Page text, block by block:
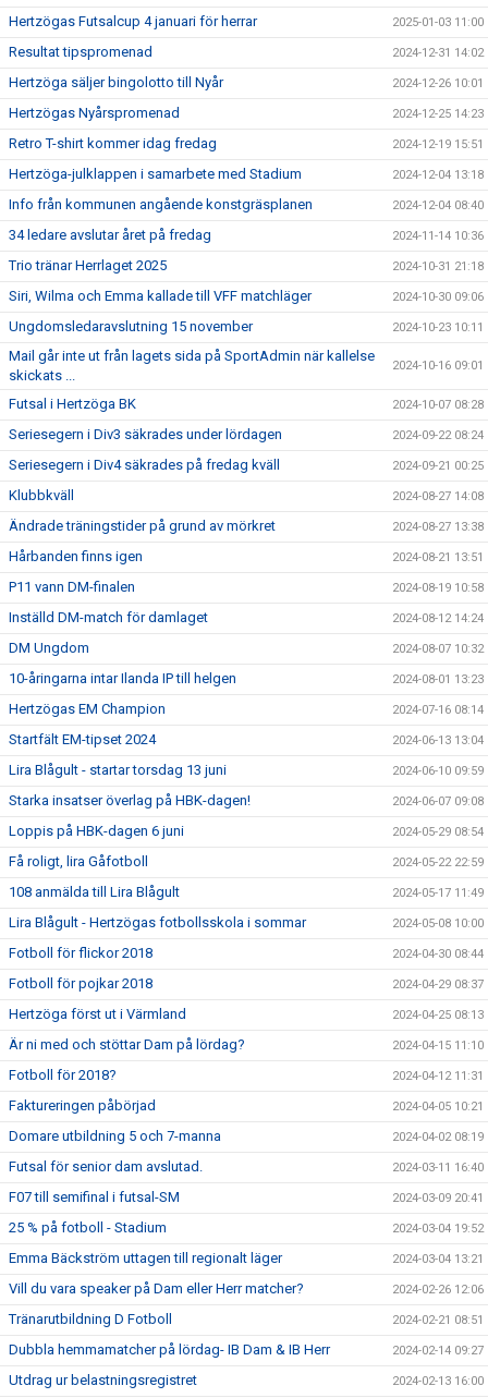
Hertzögas Futsalcup 4 januari för herrar 2025-01-03 11:00
Resultat tipspromenad 2024-12-31 14:02
Hertzöga säljer bingolotto till Nyår 2024-12-26 10:01
Hertzögas Nyårspromenad 2024-12-25 14:23
Retro T-shirt kommer idag fredag 2024-12-19 15:51
Hertzöga-julklappen i samarbete med Stadium 2024-12-04 13:18
Info från kommunen angående konstgräsplanen 2024-12-04 08:40
34 ledare avslutar året på fredag 2024-11-14 10:36
Trio tränar Herrlaget 2025 2024-10-31 21:18
Siri, Wilma och Emma kallade till VFF matchläger 2024-10-30 09:06
Ungdomsledaravslutning 15 november 2024-10-23 10:11
Mail går inte ut från lagets sida på SportAdmin när kallelse
skickats ...
2024-10-16 09:01
Futsal i Hertzöga BK 2024-10-07 08:28
Seriesegern i Div3 säkrades under lördagen 2024-09-22 08:24
Seriesegern i Div4 säkrades på fredag kväll 2024-09-21 00:25
Klubbkväll 2024-08-27 14:08
Ändrade träningstider på grund av mörkret 2024-08-27 13:38
Hårbanden finns igen 2024-08-21 13:51
P11 vann DM-finalen 2024-08-19 10:58
Inställd DM-match för damlaget 2024-08-12 14:24
DM Ungdom 2024-08-07 10:32
10-åringarna intar Ilanda IP till helgen 2024-08-01 13:23
Hertzögas EM Champion 2024-07-16 08:14
Startfält EM-tipset 2024 2024-06-13 13:04
Lira Blågult - startar torsdag 13 juni 2024-06-10 09:59
Starka insatser överlag på HBK-dagen! 2024-06-07 09:08
Loppis på HBK-dagen 6 juni 2024-05-29 08:54
Få roligt, lira Gåfotboll 2024-05-22 22:59
108 anmälda till Lira Blågult 2024-05-17 11:49
Lira Blågult - Hertzögas fotbollsskola i sommar 2024-05-08 10:00
Fotboll för flickor 2018 2024-04-30 08:44
Fotboll för pojkar 2018 2024-04-29 08:37
Hertzöga först ut i Värmland 2024-04-25 08:13
Är ni med och stöttar Dam på lördag? 2024-04-15 11:10
Fotboll för 2018? 2024-04-12 11:31
Faktureringen påbörjad 2024-04-05 10:21
Domare utbildning 5 och 7-manna 2024-04-02 08:19
Futsal för senior dam avslutad. 2024-03-11 16:40
F07 till semifinal i futsal-SM 2024-03-09 20:41
25 % på fotboll - Stadium 2024-03-04 19:52
Emma Bäckström uttagen till regionalt läger 2024-03-04 13:21
Vill du vara speaker på Dam eller Herr matcher? 2024-02-26 12:06
Tränarutbildning D Fotboll 2024-02-21 08:51
Dubbla hemmamatcher på lördag- IB Dam & IB Herr 2024-02-14 09:27
Utdrag ur belastningsregistret 2024-02-13 16:00